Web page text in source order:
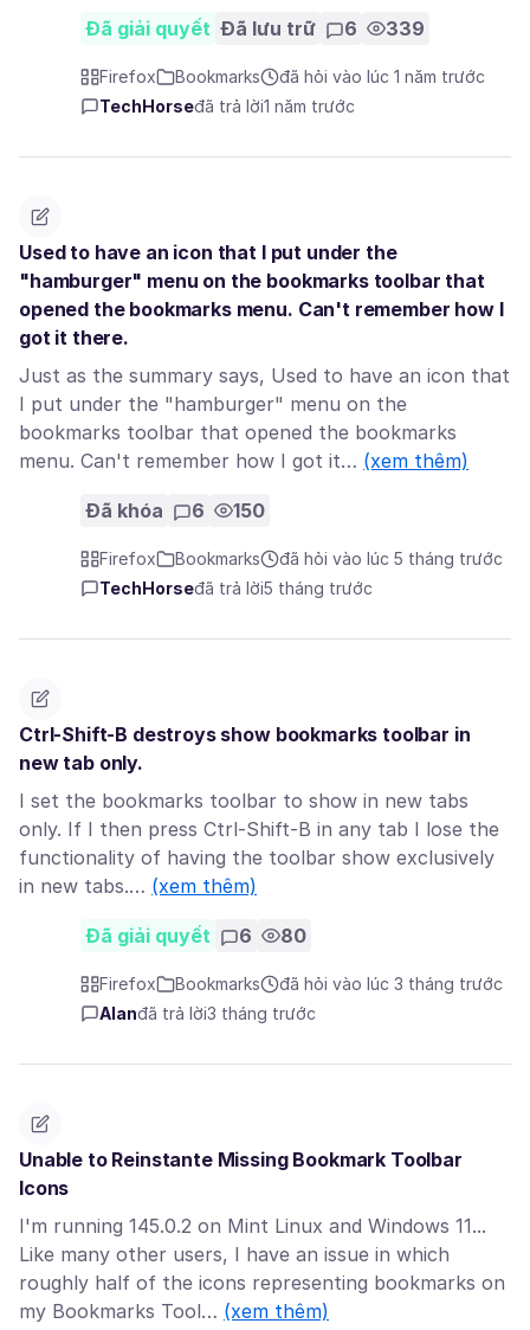
Đã giải quyết Đã lưu trữ 6 339
Firefox Bookmarks
đã hỏi vào lúc 1 năm trước
TechHorseđã trả lời1 năm trước
Used to have an icon that I put under the
"hamburger" menu on the bookmarks toolbar that
opened the bookmarks menu. Can't remember how I
got it there.
Just as the summary says, Used to have an icon that
I put under the "hamburger" menu on the
bookmarks toolbar that opened the bookmarks
menu. Can't remember how I got it… (xem thêm)
Đã khóa 6 150
Firefox Bookmarks
đã hỏi vào lúc 5 tháng trước
TechHorseđã trả lời5 tháng trước
Ctrl-Shift-B destroys show bookmarks toolbar in
new tab only.
I set the bookmarks toolbar to show in new tabs
only. If I then press Ctrl-Shift-B in any tab I lose the
functionality of having the toolbar show exclusively
in new tabs.… (xem thêm)
Đã giải quyết 6 80
Firefox Bookmarks
đã hỏi vào lúc 3 tháng trước
Alanđã trả lời3 tháng trước
Unable to Reinstante Missing Bookmark Toolbar
Icons
I'm running 145.0.2 on Mint Linux and Windows 11...
Like many other users, I have an issue in which
roughly half of the icons representing bookmarks on
my Bookmarks Tool… (xem thêm)